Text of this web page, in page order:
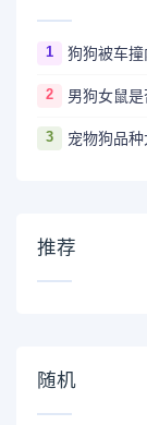
1 狗狗被车
2 男狗女鼠
3 宠物狗品种
推荐
随机